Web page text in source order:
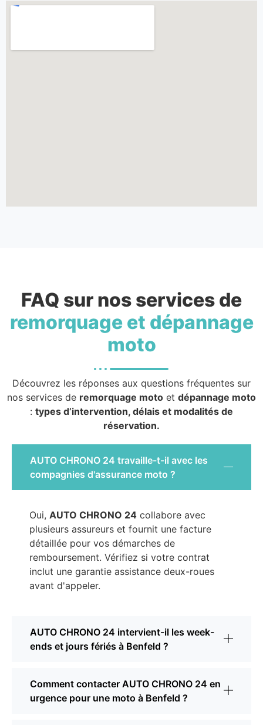
FAQ sur nos services de
remorquage et dépannage
moto
Découvrez les réponses aux questions fréquentes sur
nos services de remorquage moto et dépannage moto
: types d’intervention, délais et modalités de
réservation.
AUTO CHRONO 24 travaille-t-il avec les
compagnies d'assurance moto ?
Oui, AUTO CHRONO 24 collabore avec
plusieurs assureurs et fournit une facture
détaillée pour vos démarches de
remboursement. Vérifiez si votre contrat
inclut une garantie assistance deux-roues
avant d'appeler.
AUTO CHRONO 24 intervient-il les week-
ends et jours fériés à Benfeld ?
Comment contacter AUTO CHRONO 24 en
urgence pour une moto à Benfeld ?